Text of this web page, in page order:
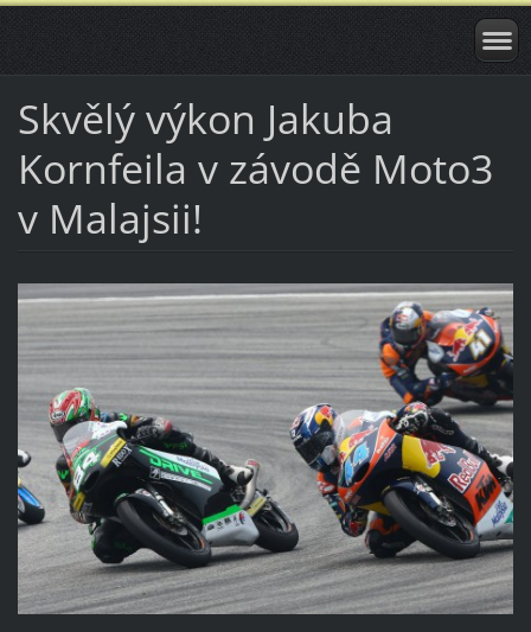
Skvělý výkon Jakuba
Kornfeila v závodě Moto3
v Malajsii!